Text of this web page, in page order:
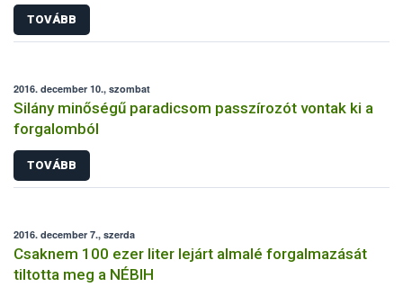
TOVÁBB
2016. december 10., szombat
Silány minőségű paradicsom passzírozót vontak ki a
forgalomból
TOVÁBB
2016. december 7., szerda
Csaknem 100 ezer liter lejárt almalé forgalmazását
tiltotta meg a NÉBIH